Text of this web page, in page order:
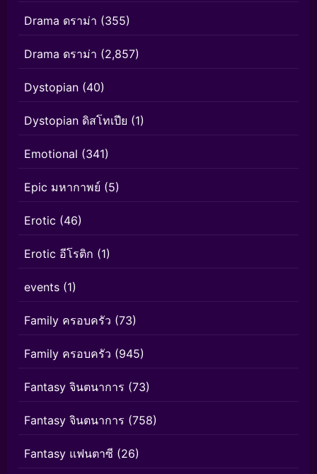
Drama ดราม่า (355)
Drama ดราม่า (2,857)
Dystopian (40)
Dystopian ดิสโทเปีย (1)
Emotional (341)
Epic มหากาพย์ (5)
Erotic (46)
Erotic อีโรติก (1)
events (1)
Family ครอบครัว (73)
Family ครอบครัว (945)
Fantasy จินตนาการ (73)
Fantasy จินตนาการ (758)
Fantasy แฟนตาซี (26)